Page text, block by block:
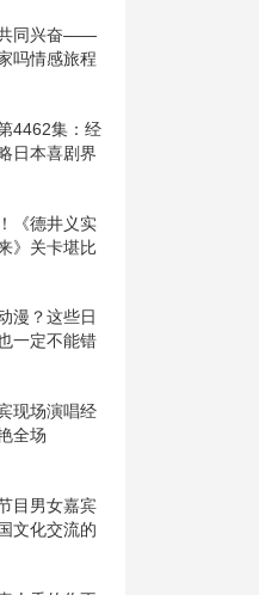
同兴奋——
吗情感旅程
4462集：经
日本喜剧界
《德井义实
》关卡堪比
漫？这些日
一定不能错
现场演唱经
全场
目男女嘉宾
文化交流的